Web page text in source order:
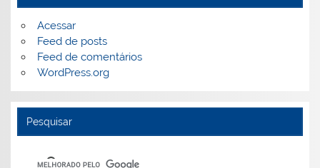
Acessar
Feed de posts
Feed de comentários
WordPress.org
Pesquisar